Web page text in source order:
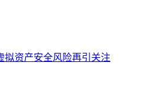
拟资产安全风险再引关注